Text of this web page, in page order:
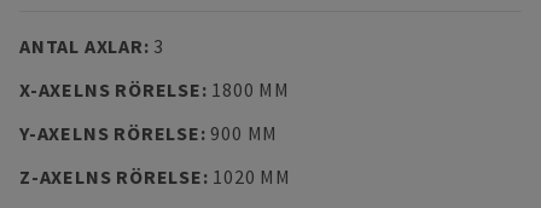
ANTAL AXLAR: 3
X-AXELNS RÖRELSE: 1800 MM
Y-AXELNS RÖRELSE: 900 MM
Z-AXELNS RÖRELSE: 1020 MM